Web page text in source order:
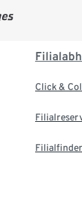
Click &
Filialfinder